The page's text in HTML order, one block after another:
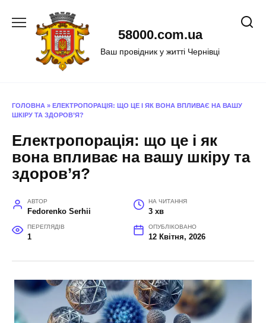
58000.com.ua
Ваш провідник у житті Чернівці
ГОЛОВНА » ЕЛЕКТРОПОРАЦІЯ: ЩО ЦЕ І ЯК ВОНА ВПЛИВАЄ НА ВАШУ
ШКІРУ ТА ЗДОРОВ’Я?
Електропорація: що це і як
вона впливає на вашу шкіру та
здоров’я?
АВТОР
Fedorenko Serhii
НА ЧИТАННЯ
3 хв
ПЕРЕГЛЯДІВ
1
ОПУБЛІКОВАНО
12 Квітня, 2026